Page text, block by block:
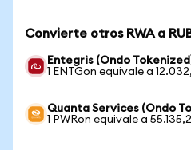
Convierte otros RWA a
Entegris (Ondo
1 ENTGon equivale a
Quanta Services (Ondo
1 PWRon equivale a